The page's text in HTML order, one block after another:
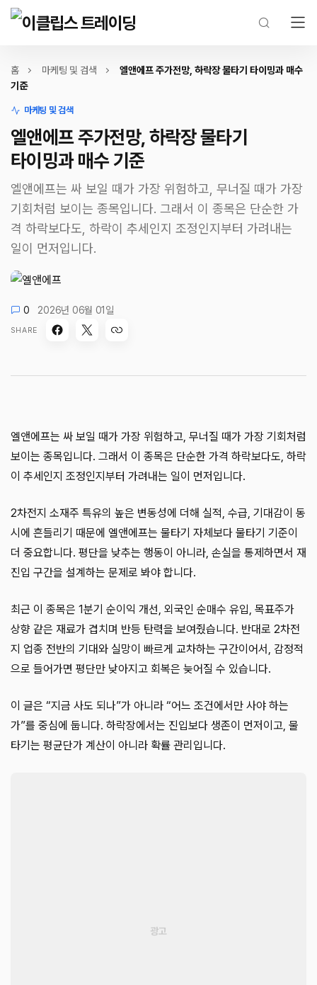
홈 마케팅 및 검색
엘앤에프 주가전망, 하락장 물타기 타이밍과 매수
기준
마케팅 및 검색
엘앤에프 주가전망, 하락장 물타기
타이밍과 매수 기준
엘앤에프는 싸 보일 때가 가장 위험하고, 무너질 때가 가장
기회처럼 보이는 종목입니다. 그래서 이 종목은 단순한 가
격 하락보다도, 하락이 추세인지 조정인지부터 가려내는
일이 먼저입니다.
0 2026년 06월 01일
SHARE
엘앤에프는 싸 보일 때가 가장 위험하고, 무너질 때가 가장 기회처럼
보이는 종목입니다. 그래서 이 종목은 단순한 가격 하락보다도, 하락
이 추세인지 조정인지부터 가려내는 일이 먼저입니다.
2차전지 소재주 특유의 높은 변동성에 더해 실적, 수급, 기대감이 동
시에 흔들리기 때문에 엘앤에프는 물타기 자체보다 물타기 기준이
더 중요합니다. 평단을 낮추는 행동이 아니라, 손실을 통제하면서 재
진입 구간을 설계하는 문제로 봐야 합니다.
최근 이 종목은 1분기 순이익 개선, 외국인 순매수 유입, 목표주가
상향 같은 재료가 겹치며 반등 탄력을 보여줬습니다. 반대로 2차전
지 업종 전반의 기대와 실망이 빠르게 교차하는 구간이어서, 감정적
으로 들어가면 평단만 낮아지고 회복은 늦어질 수 있습니다.
이 글은 “지금 사도 되나”가 아니라 “어느 조건에서만 사야 하는
가”를 중심에 둡니다. 하락장에서는 진입보다 생존이 먼저이고, 물
타기는 평균단가 계산이 아니라 확률 관리입니다.